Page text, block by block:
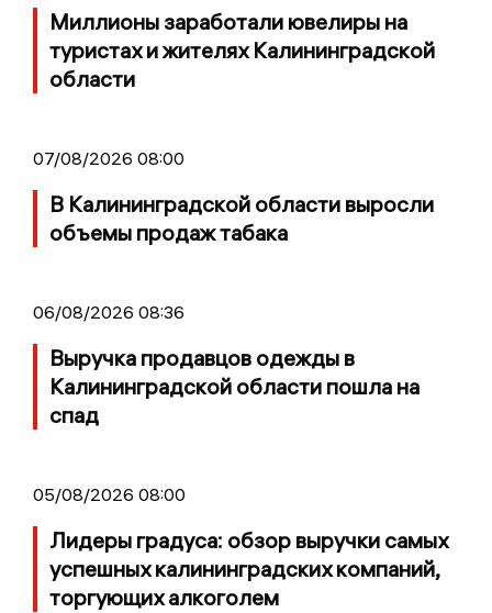
Миллионы заработали ювелиры на
туристах и жителях Калининградской
области
07/08/2026 08:00
В Калининградской области выросли
объемы продаж табака
06/08/2026 08:36
Выручка продавцов одежды в
Калининградской области пошла на
спад
05/08/2026 08:00
Лидеры градуса: обзор выручки самых
успешных калининградских компаний,
торгующих алкоголем